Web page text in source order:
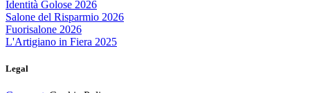
Identità Golose 2026
Salone del Risparmio 2026
Fuorisalone 2026
L'Artigiano in Fiera 2025
Legal